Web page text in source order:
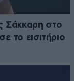
Σάκκαρη στο
το εισιτήριο